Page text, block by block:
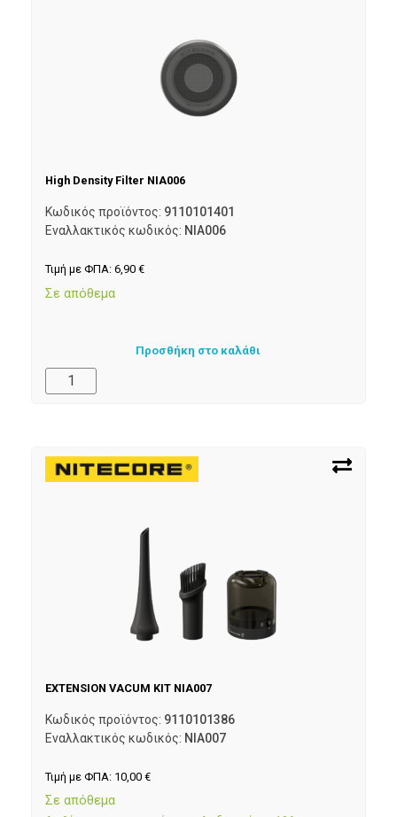
High Density Filter NIA006
Κωδικός προϊόντος: 9110101401
Εναλλακτικός κωδικός: NIA006
Τιμή με ΦΠΑ: 6,90 €
Σε απόθεμα
Προσθήκη στο καλάθι
EXTENSION VACUM KIT NIA007
Κωδικός προϊόντος: 9110101386
Εναλλακτικός κωδικός: NIA007
Τιμή με ΦΠΑ: 10,00 €
Σε απόθεμα